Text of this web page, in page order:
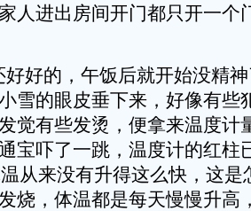
人进出房间开门都只开一个
的，午饭后就开始没精神
雪的眼皮垂下来，好像有些
觉有些发烫，便拿来温度计
宝吓了一跳，温度计的红柱
从来没有升得这么快，这是
烧，体温都是每天慢慢升高